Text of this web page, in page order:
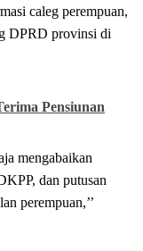
caleg perempuan,
DPRD provinsi di
Pensiunan
mengabaikan
dan putusan
perempuan,’’